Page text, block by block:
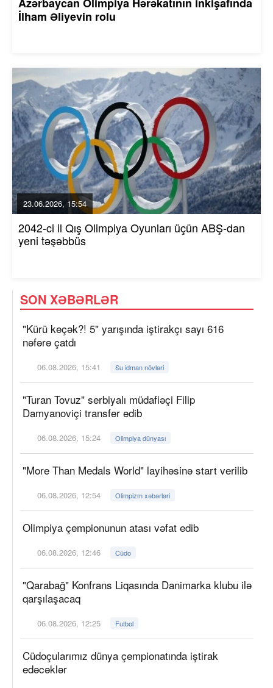
İlham Əliyevin rolu
23.06.2026, 15:54
2042-ci il Qış Olimpiya Oyunları üçün ABŞ-dan
yeni təşəbbüs
SON XƏBƏRLƏR
"Kürü keçək?! 5" yarışında iştirakçı sayı 616
nəfərə çatdı
06.08.2026, 15:41 Su idman növləri
"Turan Tovuz" serbiyalı müdafiəçi Filip
Damyanoviçi transfer edib
06.08.2026, 15:24 Olimpiya dünyası
"More Than Medals World" layihəsinə start verilib
06.08.2026, 12:54 Olimpizm xəbərləri
Olimpiya çempionunun atası vəfat edib
06.08.2026, 12:46 Cüdo
"Qarabağ" Konfrans Liqasında Danimarka klubu ilə
qarşılaşacaq
06.08.2026, 12:25 Futbol
Cüdoçularımız dünya çempionatında iştirak
edəcəklər